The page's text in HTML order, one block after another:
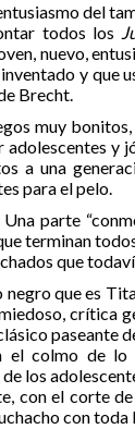
del
todos los
nuevo,
y que
Brecht.
muy
y
a una
para el pelo.
parte
terminan
que
que es
crítica
paseante
el colmo de
los
con el corte
con